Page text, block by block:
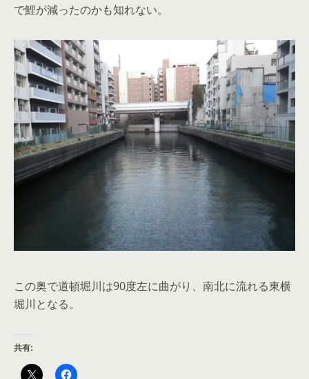
で鯉が減ったのかも知れない。
この奥で道頓堀川は90度左に曲がり、南北に流れる東横
堀川となる。
共有: